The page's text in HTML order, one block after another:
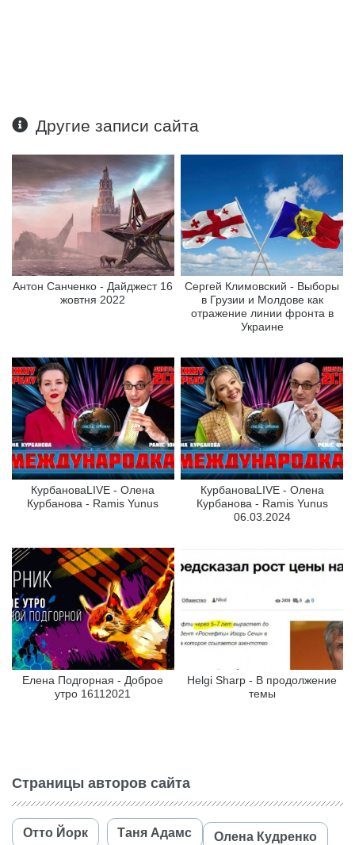
Другие записи сайта
Антон Санченко - Дайджест 16
жовтня 2022
Сергей Климовский - Выборы
в Грузии и Молдове как
отражение линии фронта в
Украине
КурбановаLIVE - Олена
Курбанова - Ramis Yunus
КурбановаLIVE - Олена
Курбанова - Ramis Yunus
06.03.2024
Елена Подгорная - Доброе
утро 16112021
Helgi Sharp - В продолжение
темы
Страницы авторов сайта
Отто Йорк Таня Адамс Олена Кудренко